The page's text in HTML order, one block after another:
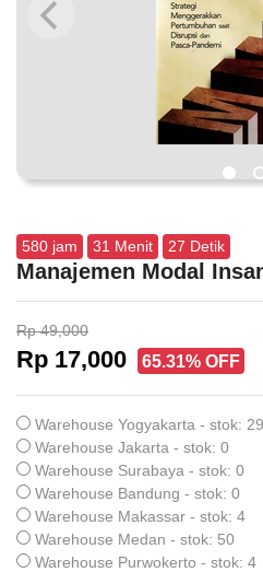
580 jam 31 Menit 27 Detik
Manajemen Modal
Rp 49,000
Rp 17,000 65.31% OFF
Warehouse Yogyakarta - stok:
Warehouse Jakarta - stok: 0
Warehouse Surabaya - stok: 0
Warehouse Bandung - stok: 0
Warehouse Makassar - stok: 4
Warehouse Medan - stok: 50
Warehouse Purwokerto - stok: 4